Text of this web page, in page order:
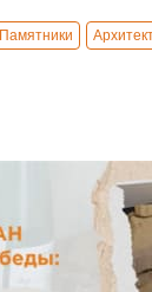
Памятники